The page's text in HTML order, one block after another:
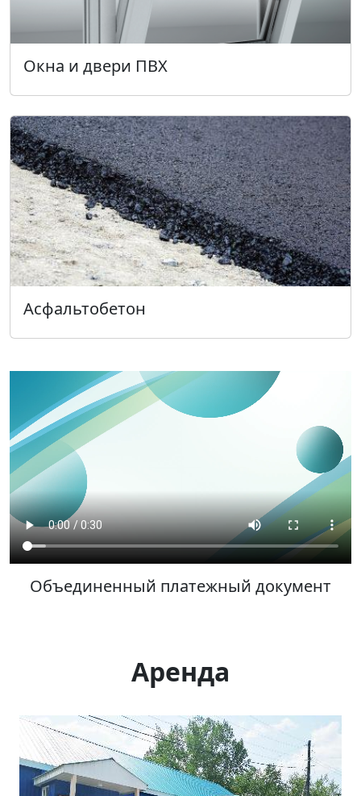
Окна и двери ПВХ
Асфальтобетон
Объединенный платежный документ
Аренда